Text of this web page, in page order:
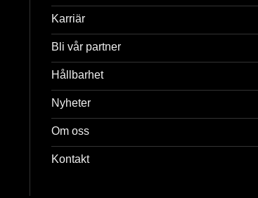
Karriär
Bli vår partner
Hållbarhet
Nyheter
Om oss
Kontakt